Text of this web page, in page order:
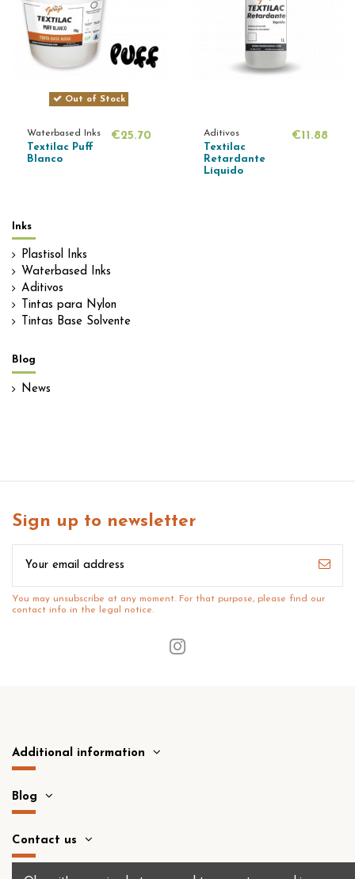
Out of Stock
Waterbased Inks
Textilac Puff
Blanco
€25.70 Aditivos
Textilac
Retardante
Líquido
€11.88
Inks
Plastisol Inks
Waterbased Inks
Aditivos
Tintas para Nylon
Tintas Base Solvente
Blog
News
Sign up to newsletter
You may unsubscribe at any moment. For that purpose, please find our
contact info in the legal notice.
Additional information
Blog
Contact us